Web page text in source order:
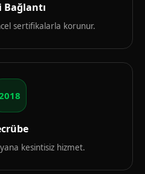
Bağlantı
sertifikalarla korunur.
kesintisiz hizmet.